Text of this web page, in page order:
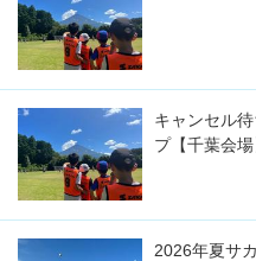
キャンセル
プ【千葉会場
2026年夏サ